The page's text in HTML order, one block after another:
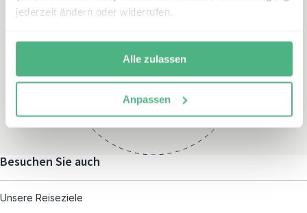
jederzeit ändern oder widerrufen.
Alle zulassen
Anpassen
Montag – Freitag:
und nach individueller
Terminvereinbarung
Besuchen Sie auch
Unsere Reiseziele